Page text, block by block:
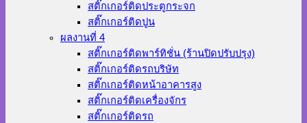
สติ๊กเกอร์ติดประตูกระจก
สติ๊กเกอร์ติดปูน
ผลงานที่ 4
สติ๊กเกอร์ติดพาร์ทิชั่น (ร้านปิดปรับปรุง)
สติ๊กเกอร์ติดรถบริษัท
สติ๊กเกอร์ติดหน้าอาคารสูง
สติ๊กเกอร์ติดเครื่องจักร
สติ๊กเกอร์ติดรถ